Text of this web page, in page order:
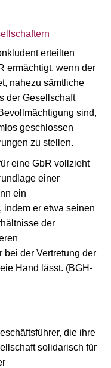
erteilten
ermächtigt, wenn der
nahezu sämtliche
der Gesellschaft
sind,
geschlossen
zu stellen.
eine GbR vollzieht
einer
ein
indem er etwa seinen
der
bei der Vertretung der
Hand lässt. (BGH-
die ihre
solidarisch für